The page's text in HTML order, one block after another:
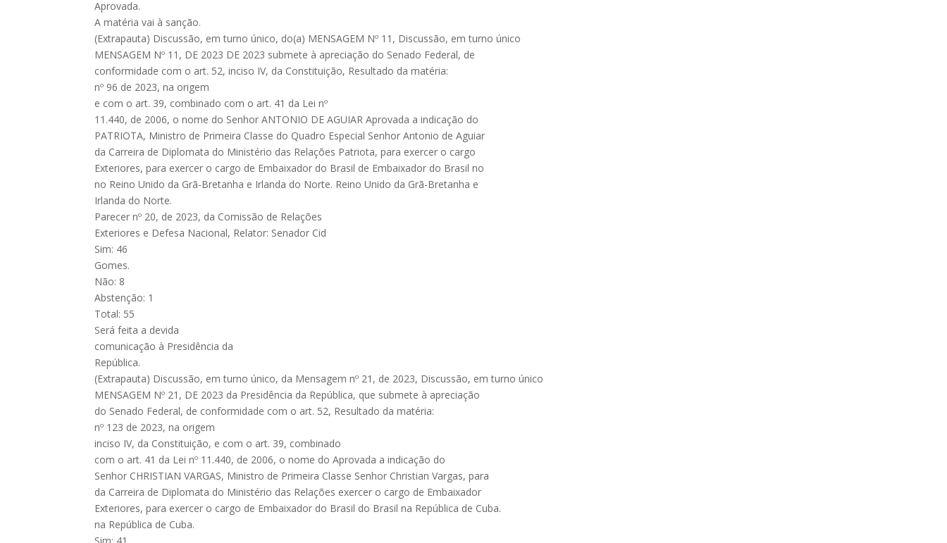
Aprovada.
A matéria vai à sanção.
(Extrapauta) Discussão, em turno único, do(a) MENSAGEM Nº 11, Discussão, em turno único
MENSAGEM Nº 11, DE 2023 DE 2023 submete à apreciação do Senado Federal, de
conformidade com o art. 52, inciso IV, da Constituição, Resultado da matéria:
nº 96 de 2023, na origem
e com o art. 39, combinado com o art. 41 da Lei nº
11.440, de 2006, o nome do Senhor ANTONIO DE AGUIAR Aprovada a indicação do
PATRIOTA, Ministro de Primeira Classe do Quadro Especial Senhor Antonio de Aguiar
da Carreira de Diplomata do Ministério das Relações Patriota, para exercer o cargo
Exteriores, para exercer o cargo de Embaixador do Brasil de Embaixador do Brasil no
no Reino Unido da Grã-Bretanha e Irlanda do Norte. Reino Unido da Grã-Bretanha e
Irlanda do Norte.
Parecer nº 20, de 2023, da Comissão de Relações
Exteriores e Defesa Nacional, Relator: Senador Cid
Sim: 46
Gomes.
Não: 8
Abstenção: 1
Total: 55
Será feita a devida
comunicação à Presidência da
República.
(Extrapauta) Discussão, em turno único, da Mensagem nº 21, de 2023, Discussão, em turno único
MENSAGEM Nº 21, DE 2023 da Presidência da República, que submete à apreciação
do Senado Federal, de conformidade com o art. 52, Resultado da matéria:
nº 123 de 2023, na origem
inciso IV, da Constituição, e com o art. 39, combinado
com o art. 41 da Lei nº 11.440, de 2006, o nome do Aprovada a indicação do
Senhor CHRISTIAN VARGAS, Ministro de Primeira Classe Senhor Christian Vargas, para
da Carreira de Diplomata do Ministério das Relações exercer o cargo de Embaixador
Exteriores, para exercer o cargo de Embaixador do Brasil do Brasil na República de Cuba.
na República de Cuba.